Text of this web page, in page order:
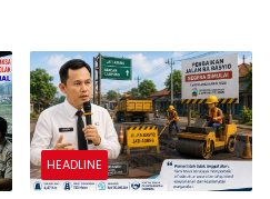
HEADLINE